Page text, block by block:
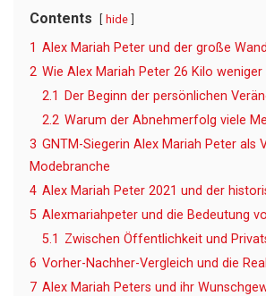
Contents hide
1 Alex Mariah Peter und der große
2 Wie Alex Mariah Peter 26 Kilo
2.1
Der Beginn der persönlichen
2.2 Warum der Abnehmerfolg viele
3 GNTM-Siegerin Alex Mariah Peter als
Modebranche
4 Alex Mariah Peter 2021 und der
5 Alexmariahpeter und die Bedeutung
5.1 Zwischen Öffentlichkeit und
6 Vorher-Nachher-Vergleich und die
7 Alex Mariah Peters und ihr